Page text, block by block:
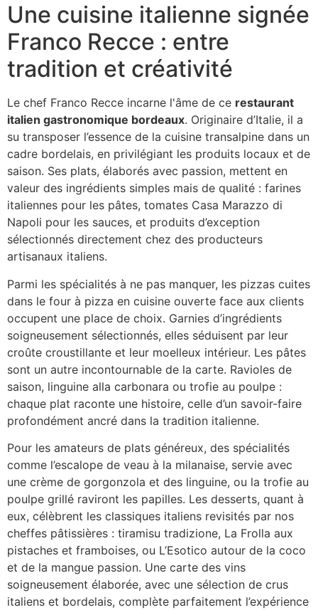
Une cuisine italienne signée
Franco Recce : entre
tradition et créativité
Le chef Franco Recce incarne l'âme de ce restaurant
italien gastronomique bordeaux. Originaire d’Italie, il a
su transposer l’essence de la cuisine transalpine dans un
cadre bordelais, en privilégiant les produits locaux et de
saison. Ses plats, élaborés avec passion, mettent en
valeur des ingrédients simples mais de qualité : farines
italiennes pour les pâtes, tomates Casa Marazzo di
Napoli pour les sauces, et produits d’exception
sélectionnés directement chez des producteurs
artisanaux italiens.
Parmi les spécialités à ne pas manquer, les pizzas cuites
dans le four à pizza en cuisine ouverte face aux clients
occupent une place de choix. Garnies d’ingrédients
soigneusement sélectionnés, elles séduisent par leur
croûte croustillante et leur moelleux intérieur. Les pâtes
sont un autre incontournable de la carte. Ravioles de
saison, linguine alla carbonara ou trofie au poulpe :
chaque plat raconte une histoire, celle d’un savoir-faire
profondément ancré dans la tradition italienne.
Pour les amateurs de plats généreux, des spécialités
comme l’escalope de veau à la milanaise, servie avec
une crème de gorgonzola et des linguine, ou la trofie au
poulpe grillé raviront les papilles. Les desserts, quant à
eux, célèbrent les classiques italiens revisités par nos
cheffes pâtissières : tiramisu tradizione, La Frolla aux
pistaches et framboises, ou L’Esotico autour de la coco
et de la mangue passion. Une carte des vins
soigneusement élaborée, avec une sélection de crus
italiens et bordelais, complète parfaitement l’expérience